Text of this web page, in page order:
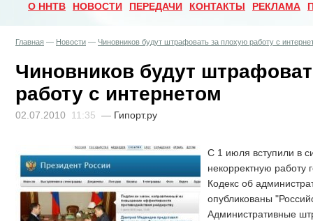
О ННТВ НОВОСТИ ПЕРЕДАЧИ КОНТАКТЫ РЕКЛАМА
Главная — Новости — Чиновников будут штрафовать за плохую работу с
Чиновников будут
работу с интернетом
02.07.2010 11:35 — Гипорт.ру
С 1 июля вступили в
некорректную работу
Кодекс об
опубликованы
Административные